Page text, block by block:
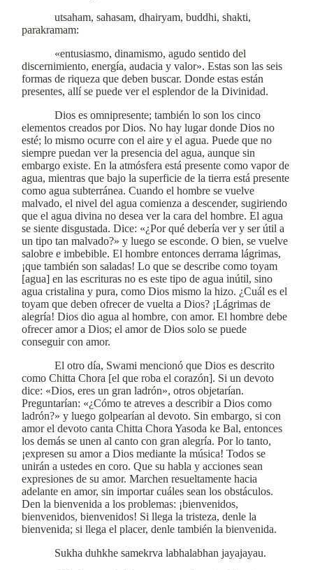
utsaham, sahasam, dhairyam, buddhi, shakti,
parakramam:
«entusiasmo, dinamismo, agudo sentido del
discernimiento, energía, audacia y valor». Estas son las seis
formas de riqueza que deben buscar. Donde estas están
presentes, allí se puede ver el esplendor de la Divinidad.
Dios es omnipresente; también lo son los cinco
elementos creados por Dios. No hay lugar donde Dios no
esté; lo mismo ocurre con el aire y el agua. Puede que no
siempre puedan ver la presencia del agua, aunque sin
embargo existe. En la atmósfera está presente como vapor de
agua, mientras que bajo la superficie de la tierra está presente
como agua subterránea. Cuando el hombre se vuelve
malvado, el nivel del agua comienza a descender, sugiriendo
que el agua divina no desea ver la cara del hombre. El agua
se siente disgustada. Dice: «¿Por qué debería ver y ser útil a
un tipo tan malvado?» y luego se esconde. O bien, se vuelve
salobre e imbebible. El hombre entonces derrama lágrimas,
¡que también son saladas! Lo que se describe como toyam
[agua] en las escrituras no es este tipo de agua inútil, sino
agua cristalina y pura, como Dios mismo la hizo. ¿Cuál es el
toyam que deben ofrecer de vuelta a Dios? ¡Lágrimas de
alegría! Dios dio agua al hombre, con amor. El hombre debe
ofrecer amor a Dios; el amor de Dios solo se puede
conseguir con amor.
El otro día, Swami mencionó que Dios es descrito
como Chitta Chora [el que roba el corazón]. Si un devoto
dice: «Dios, eres un gran ladrón», otros objetarían.
Preguntarían: «¿Cómo te atreves a describir a Dios como
ladrón?» y luego golpearían al devoto. Sin embargo, si con
amor el devoto canta Chitta Chora Yasoda ke Bal, entonces
los demás se unen al canto con gran alegría. Por lo tanto,
¡expresen su amor a Dios mediante la música! Todos se
unirán a ustedes en coro. Que su habla y acciones sean
expresiones de su amor. Marchen resueltamente hacia
adelante en amor, sin importar cuáles sean los obstáculos.
Den la bienvenida a los problemas: ¡bienvenidos,
bienvenidos, bienvenidos! Si llega la tristeza, denle la
bienvenida; si llega el placer, denle también la bienvenida.
Sukha duhkhe samekrva labhalabhan jayajayau.